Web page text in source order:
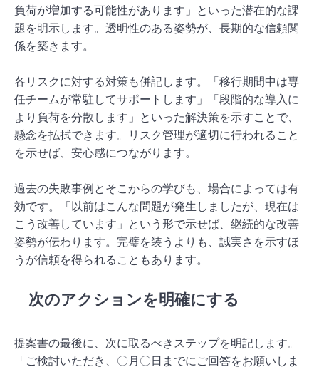
負荷が増加する可能性があります」といった潜在的な課
題を明示します。透明性のある姿勢が、長期的な信頼関
係を築きます。
各リスクに対する対策も併記します。「移行期間中は専
任チームが常駐してサポートします」「段階的な導入に
より負荷を分散します」といった解決策を示すことで、
懸念を払拭できます。リスク管理が適切に行われること
を示せば、安心感につながります。
過去の失敗事例とそこからの学びも、場合によっては有
効です。「以前はこんな問題が発生しましたが、現在は
こう改善しています」という形で示せば、継続的な改善
姿勢が伝わります。完璧を装うよりも、誠実さを示すほ
うが信頼を得られることもあります。
次のアクションを明確にする
提案書の最後に、次に取るべきステップを明記します。
「ご検討いただき、〇月〇日までにご回答をお願いしま